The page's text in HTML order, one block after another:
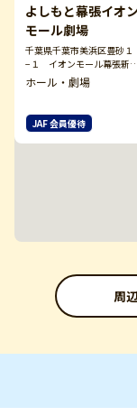
よしもと幕張イオン
モール劇場
千葉県千葉市美浜区豊砂１
−１ イオンモール幕張新
心グランドモール ３Ｆ
ホール・劇場
JAF 会員優待
周